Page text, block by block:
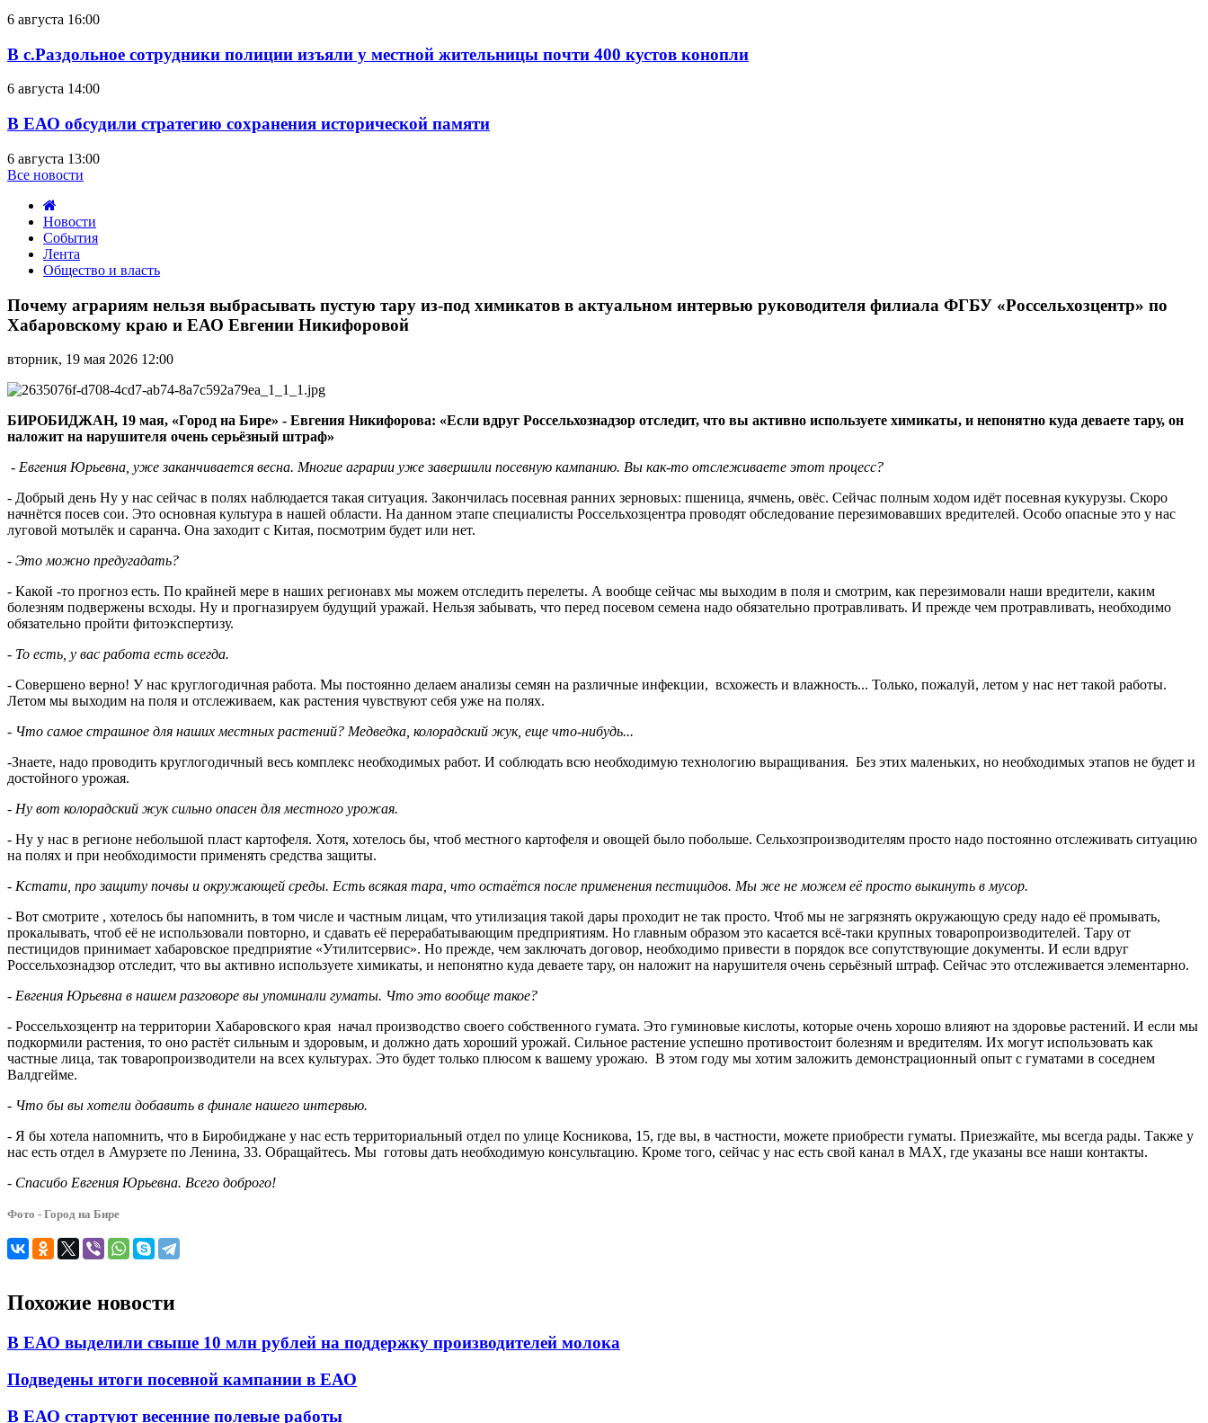
6 августа 16:00
В с.Раздольное сотрудники полиции изъяли у местной жительницы почти 400 кустов конопли
6 августа 14:00
В ЕАО обсудили стратегию сохранения исторической памяти
6 августа 13:00
Все новости
Новости
События
Лента
Общество и власть
аграриям
нельзя
выбрасывать
тару
из-
под
химикатов
в
актуальном
интервью
руководителя
филиала
ФГБУ
«Россельхозцентр»
Хабаровскому
и
ЕАО
Евгении
Почему аграриям нельзя выбрасывать пустую тару из-под химикатов в актуальном интервью руководителя филиала ФГБУ «Россельхозцентр» по
Хабаровскому краю и ЕАО Евгении Никифоровой
вторник, 19 мая 2026 12:00
БИРОБИДЖАН, 19 мая, «Город на Бире» - Евгения Никифорова: «Если вдруг Россельхознадзор отследит, что вы активно используете химикаты, и непонятно куда деваете тару, он
наложит на нарушителя очень серьёзный штраф»
- Евгения Юрьевна, уже заканчивается весна. Многие аграрии уже завершили посевную кампанию. Вы как-то отслеживаете этот процесс?
- Добрый день Ну у нас сейчас в полях наблюдается такая ситуация. Закончилась посевная ранних зерновых: пшеница, ячмень, овёс. Сейчас полным ходом идёт посевная кукурузы. Скоро
начнётся посев сои. Это основная культура в нашей области. На данном этапе специалисты Россельхозцентра проводят обследование перезимовавших вредителей. Особо опасные это у нас
луговой мотылёк и саранча. Она заходит с Китая, посмотрим будет или нет.
- Это можно предугадать?
- Какой -то прогноз есть. По крайней мере в наших регионавх мы можем отследить перелеты. А вообще сейчас мы выходим в поля и смотрим, как перезимовали наши вредители, каким
болезням подвержены всходы. Ну и прогназируем будущий уражай. Нельзя забывать, что перед посевом семена надо обязательно протравливать. И прежде чем протравливать, необходимо
обязательно пройти фитоэкспертизу.
- То есть, у вас работа есть всегда.
- Совершено верно! У нас круглогодичная работа. Мы постоянно делаем анализы семян на различные инфекции, всхожесть и влажность... Только, пожалуй, летом у нас нет такой работы.
Летом мы выходим на поля и отслеживаем, как растения чувствуют себя уже на полях.
- Что самое страшное для наших местных растений? Медведка, колорадский жук, еще что-нибудь...
-Знаете, надо проводить круглогодичный весь комплекс необходимых работ. И соблюдать всю необходимую технологию выращивания. Без этих маленьких, но необходимых этапов не будет и
достойного урожая.
- Ну вот колорадский жук сильно опасен для местного урожая.
- Ну у нас в регионе небольшой пласт картофеля. Хотя, хотелось бы, чтоб местного картофеля и овощей было побольше. Сельхозпроизводителям просто надо постоянно отслеживать ситуацию
на полях и при необходимости применять средства защиты.
- Кстати, про защиту почвы и окружающей среды. Есть всякая тара, что остаётся после применения пестицидов. Мы же не можем её просто выкинуть в мусор.
- Вот смотрите , хотелось бы напомнить, в том числе и частным лицам, что утилизация такой дары проходит не так просто. Чтоб мы не загрязнять окружающую среду надо её промывать,
прокалывать, чтоб её не использовали повторно, и сдавать её перерабатывающим предприятиям. Но главным образом это касается всё-таки крупных товаропроизводителей. Тару от
пестицидов принимает хабаровское предприятие «Утилитсервис». Но прежде, чем заключать договор, необходимо привести в порядок все сопутствующие документы. И если вдруг
Россельхознадзор отследит, что вы активно используете химикаты, и непонятно куда деваете тару, он наложит на нарушителя очень серьёзный штраф. Сейчас это отслеживается элементарно.
- Евгения Юрьевна в нашем разговоре вы упоминали гуматы. Что это вообще такое?
- Россельхозцентр на территории Хабаровского края начал производство своего собственного гумата. Это гуминовые кислоты, которые очень хорошо влияют на здоровье растений. И если мы
подкормили растения, то оно растёт сильным и здоровым, и должно дать хороший урожай. Сильное растение успешно противостоит болезням и вредителям. Их могут использовать как
частные лица, так товаропроизводители на всех культурах. Это будет только плюсом к вашему урожаю. В этом году мы хотим заложить демонстрационный опыт с гуматами в соседнем
Валдгейме.
- Что бы вы хотели добавить в финале нашего интервью.
- Я бы хотела напомнить, что в Биробиджане у нас есть территориальный отдел по улице Косникова, 15, где вы, в частности, можете приобрести гуматы. Приезжайте, мы всегда рады. Также у
нас есть отдел в Амурзете по Ленина, 33. Обращайтесь. Мы готовы дать необходимую консультацию. Кроме того, сейчас у нас есть свой канал в МАХ, где указаны все наши контакты.
- Спасибо Евгения Юрьевна. Всего доброго!
Фото - Город на Бире
Похожие новости
В ЕАО выделили свыше 10 млн рублей на поддержку производителей молока
Подведены итоги посевной кампании в ЕАО
В ЕАО стартуют весенние полевые работы